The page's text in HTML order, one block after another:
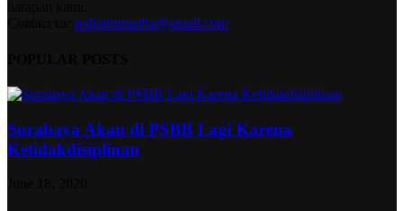
redjatimmedia@gmail.com
Surabaya Akan di PSBB Lagi Karena
Ketidakdisiplinan